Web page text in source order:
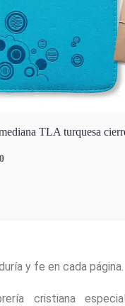
TLA turquesa
y fe en cada página.
cristiana